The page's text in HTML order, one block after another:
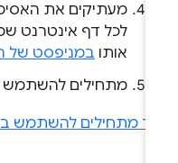
מעתיקים את האסימון
לכל דף אינטרנט
אותובמניפסט של
מתחילים להשתמש ב-Rewriter API.
מתחילים להשתמש